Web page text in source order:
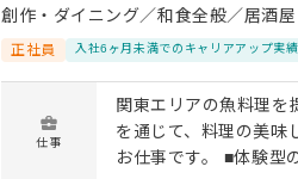
創作・ダイニング／和食全般／居酒屋
正社員 入社6ヶ月未満でのキャリアアップ実績
仕事
関東エリアの魚料理を
を通じて、料理の美味
お仕事です。 ■体験型の店舗を展開 株式会社エー・ピーホールディングスは、食の未来を広げ